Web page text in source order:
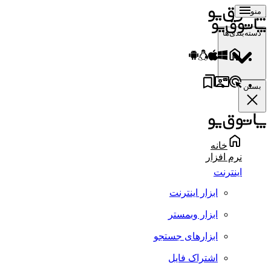
منو
دسته‌بندی‌ها
بستن
خانه
نرم افزار
اینترنت
ابزار اینترنت
ابزار وبمستر
ابزارهای جستجو
اشتراک فایل